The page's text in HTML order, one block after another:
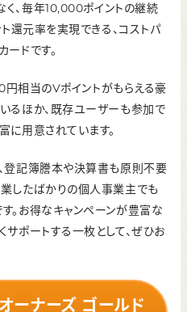
、毎年10,000ポイントの継続
還元率を実現できる、コストパ
ドです。
相当のVポイントがもらえる豪
るほか、既存ユーザーも参加で
に用意されています。
登記簿謄本や決算書も原則不要
したばかりの個人事業主でも
。お得なキャンペーンが豊富な
ポートする一枚として、ぜひお
ーナーズ ゴールド